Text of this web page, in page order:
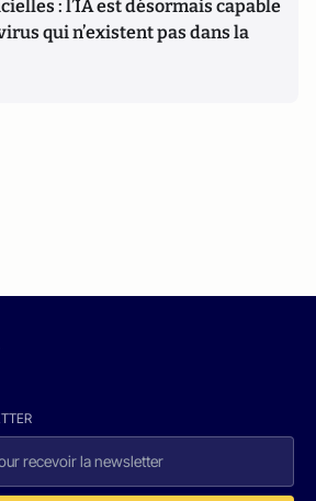
: l’IA est désormais capable
qui n’existent pas dans la